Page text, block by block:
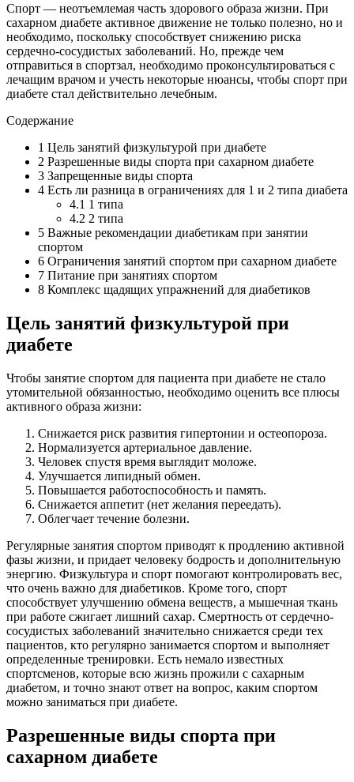
Спорт — неотъемлемая часть здорового образа жизни. При
сахарном диабете активное движение не только полезно, но и
необходимо, поскольку способствует снижению риска
сердечно-сосудистых заболеваний. Но, прежде чем
отправиться в спортзал, необходимо проконсультироваться с
лечащим врачом и учесть некоторые нюансы, чтобы спорт при
диабете стал действительно лечебным.
Содержание
1 Цель занятий физкультурой при диабете
2 Разрешенные виды спорта при сахарном диабете
3 Запрещенные виды спорта
4 Есть ли разница в ограничениях для 1 и 2 типа диабета
4.1 1 типа
4.2 2 типа
5 Важные рекомендации диабетикам при занятии
спортом
6 Ограничения занятий спортом при сахарном диабете
7 Питание при занятиях спортом
8 Комплекс щадящих упражнений для диабетиков
Цель занятий физкультурой при
диабете
Чтобы занятие спортом для пациента при диабете не стало
утомительной обязанностью, необходимо оценить все плюсы
активного образа жизни:
Снижается риск развития гипертонии и остеопороза.
Нормализуется артериальное давление.
Человек спустя время выглядит моложе.
Улучшается липидный обмен.
Повышается работоспособность и память.
Снижается аппетит (нет желания переедать).
Облегчает течение болезни.
Регулярные занятия спортом приводят к продлению активной
фазы жизни, и придает человеку бодрость и дополнительную
энергию. Физкультура и спорт помогают контролировать вес,
что очень важно для диабетиков. Кроме того, спорт
способствует улучшению обмена веществ, а мышечная ткань
при работе сжигает лишний сахар. Смертность от сердечно-
сосудистых заболеваний значительно снижается среди тех
пациентов, кто регулярно занимается спортом и выполняет
определенные тренировки. Есть немало известных
спортсменов, которые всю жизнь прожили с сахарным
диабетом, и точно знают ответ на вопрос, каким спортом
можно заниматься при диабете.
Разрешенные виды спорта при
сахарном диабете